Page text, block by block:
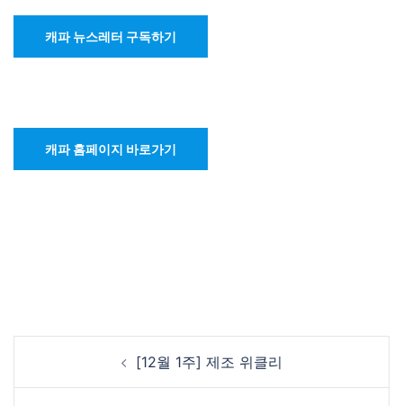
캐파 뉴스레터 구독하기
캐파 홈페이지 바로가기
navigation
[12월 1주] 제조 위클리